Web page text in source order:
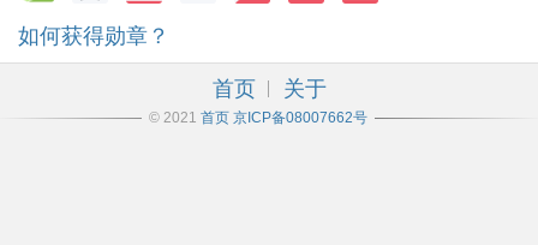
如何获得勋章？
首页 关于
© 2021 首页 京ICP备08007662号